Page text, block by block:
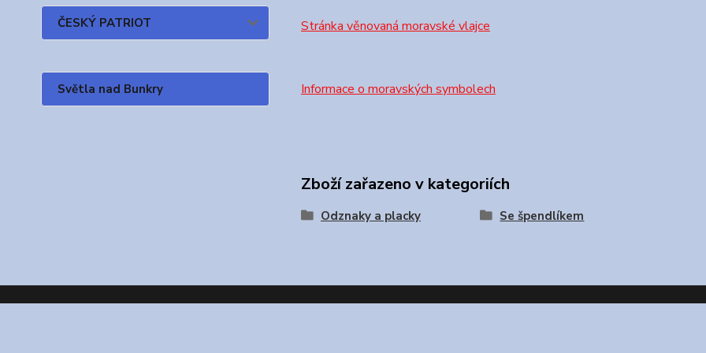
ČESKÝ PATRIOT
Světla nad Bunkry
Stránka věnovaná moravské vlajce
Informace o moravských symbolech
Zboží zařazeno v kategoriích
Odznaky a placky Se špendlíkem